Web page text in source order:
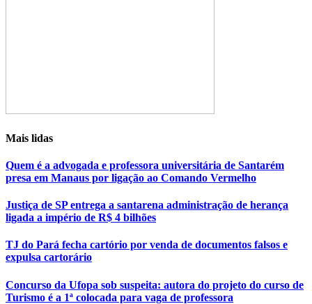
Mais lidas
Quem é a advogada e professora universitária de Santarém
presa em Manaus por ligação ao Comando Vermelho
Justiça de SP entrega a santarena administração de herança
ligada a império de R$ 4 bilhões
TJ do Pará fecha cartório por venda de documentos falsos e
expulsa cartorário
Concurso da Ufopa sob suspeita: autora do projeto do curso de
Turismo é a 1ª colocada para vaga de professora